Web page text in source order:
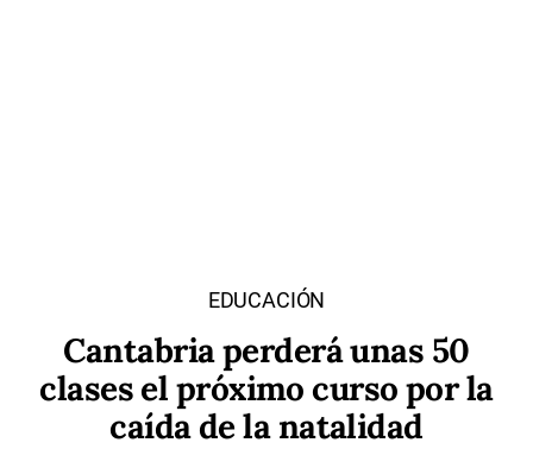
EDUCACIÓN
Cantabria perderá unas 50
clases el próximo curso por la
caída de la natalidad